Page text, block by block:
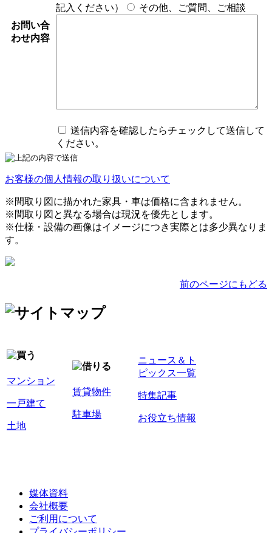
お問い合
わせ内容
記入ください）
その他、ご質問、ご相談
送信内容を確認したらチェックして送信して
ください。
お客様の個人情報の取り扱いについて
※間取り図に描かれた家具・車は価格に含まれません。
※間取り図と異なる場合は現況を優先とします。
※仕様・設備の画像はイメージにつき実際とは多少異なりま
す。
前のページにもどる
マンション
一戸建て
土地
賃貸物件
駐車場
ニュース＆ト
ピックス一覧
特集記事
お役立ち情報
媒体資料
会社概要
ご利用について